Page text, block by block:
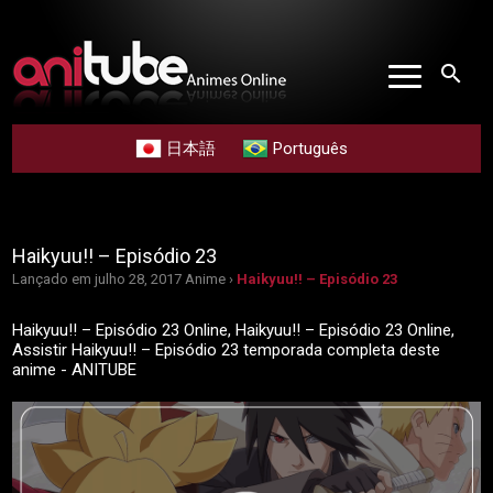
search
日本語 Português
Haikyuu!! – Episódio 23
Lançado em julho 28, 2017 Anime › Haikyuu!! – Episódio 23
Haikyuu!! – Episódio 23 Online, Haikyuu!! – Episódio 23 Online,
Assistir Haikyuu!! – Episódio 23 temporada completa deste
anime - ANITUBE